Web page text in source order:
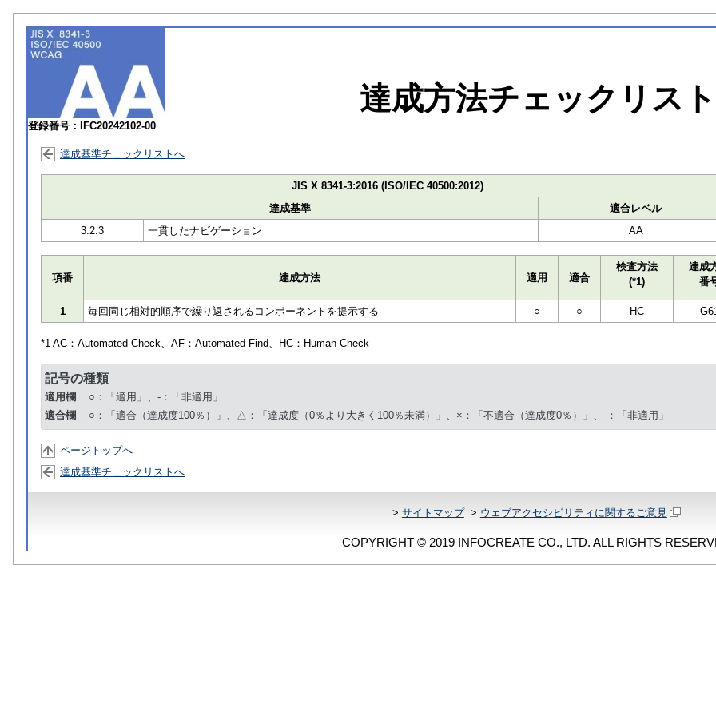
登録番号：IFC20242102-00
達成方法チェックリスト
達成基準チェックリストへ
JIS X 8341-3:2016 (ISO/IEC 40500:2012)
達成基準
適合レベル
3.2.3
一貫したナビゲーション AA
項番 達成方法 適用 適合
検査方法
(*1)
達成
番
1 毎回同じ相対的順序で繰り返されるコンポーネントを提示する ○ ○ HC
*1 AC： Automated Check、AF： Automated Find、HC： Human Check
記号の種類
適用欄
○：「適用」、-：「非適用」
適合欄
○：「適合（達成度100％）」、△：「達成度（0％より大きく100％未満）」、×：「不適合（達成度0％）」、-：「非適用」
ページトップへ
達成基準チェックリストへ
> サイトマップ> ウェブアクセシビリティに関するご意見
COPYRIGHT © 2019 INFOCREATE CO., LTD. ALL RIGHTS